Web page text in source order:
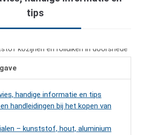
tips
handige informatie en tips
handleidingen bij het kopen van
– kunststof, hout, aluminium